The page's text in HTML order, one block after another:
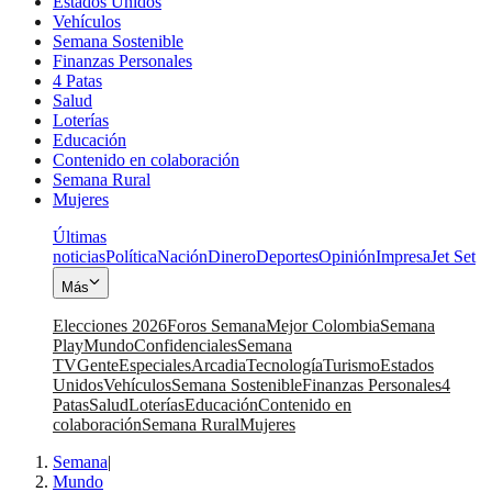
Vehículos
Semana Sostenible
Finanzas Personales
4 Patas
Salud
Loterías
Educación
Contenido en colaboración
Semana Rural
Mujeres
Últimas
noticiasPolíticaNaciónDineroDeportesOpiniónImpresaJet Set
Más
Elecciones 2026Foros SemanaMejor ColombiaSemana
PlayMundoConfidencialesSemana
TVGenteEspecialesArcadiaTecnologíaTurismoEstados
UnidosVehículosSemana SostenibleFinanzas Personales4
PatasSaludLoteríasEducaciónContenido en
colaboraciónSemana RuralMujeres
Semana|
Mundo